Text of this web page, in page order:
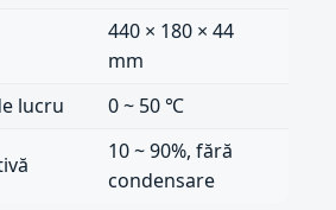
440 × 180 × 44
mm
lucru
0 ~ 50 ℃
10 ~ 90%, fără
condensare